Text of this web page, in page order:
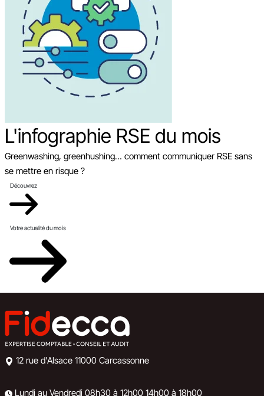
L'infographie RSE du mois
Greenwashing, greenhushing… comment communiquer RSE sans
se mettre en risque ?
Découvrez
Votre actualité du mois
12 rue d'Alsace 11000 Carcassonne
Lundi au Vendredi 08h30 à 12h00 14h00 à 18h00